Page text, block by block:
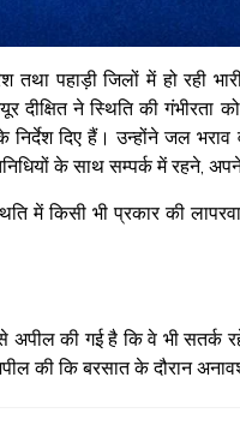
पहाड़ी जिलों में हो रही
ने स्थिति की गंभीरता
निर्देश दिए हैं। उन्होंने जल
के साथ सम्पर्क में रहने,
में किसी भी प्रकार की
अपील की गई है कि वे भी
की कि बरसात के दौरान